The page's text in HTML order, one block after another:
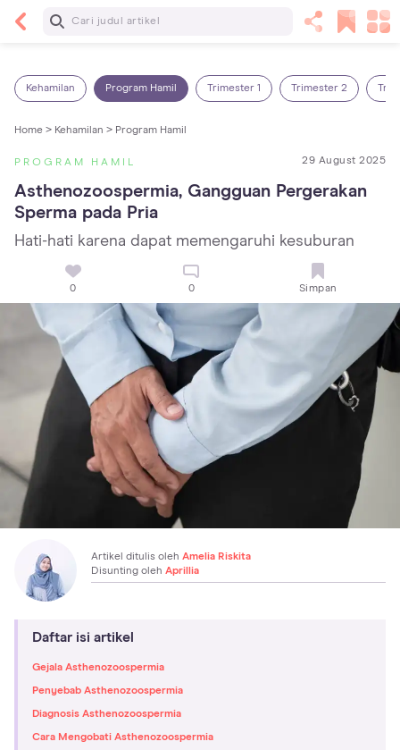
Baca Selanjutnya
Kehamilan Program Hamil Trimester 1 Trimester 2
Home > Kehamilan > Program Hamil
PROGRAM HAMIL 29 August 2025
Asthenozoospermia, Gangguan Pergerakan
Sperma pada Pria
Hati-hati karena dapat memengaruhi kesuburan
0 0 Simpan
Artikel ditulis oleh Amelia Riskita
Disunting oleh Aprillia
Daftar isi artikel
Gejala Asthenozoospermia
Penyebab Asthenozoospermia
Diagnosis Asthenozoospermia
Cara Mengobati Asthenozoospermia